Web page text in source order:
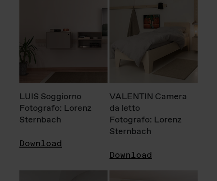
LUIS Soggiorno
Fotografo: Lorenz
Sternbach
Download
VALENTIN Camera
da letto
Fotografo: Lorenz
Sternbach
Download